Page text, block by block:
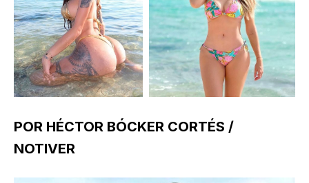
POR HÉCTOR BÓCKER CORTÉS /
NOTIVER